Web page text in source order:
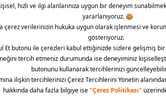
Sportswear Unstoppable
Cut Erkek Pantolon
5.890,00 TL
Barçın
2 Renk
179